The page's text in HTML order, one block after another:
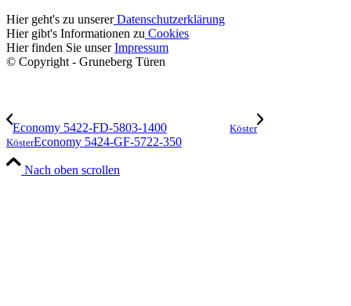
Hier geht's zu unsererDatenschutzerklärung
Hier gibt's Informationen zu Cookies
Hier finden Sie unserImpressum
© Copyright - Gruneberg Türen
Economy 5422-FD-5803-1400
Köster
KösterEconomy 5424-GF-5722-350
Nach oben scrollen